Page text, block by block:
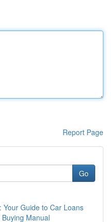
Report Page
Go
Guide to Car Loans
Manual